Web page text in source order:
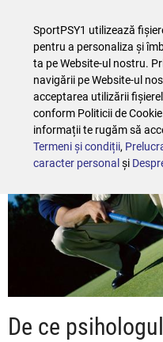
De ce
SportPSY1 utilizează
pentru a personaliza și
ta pe Website-ul nostru.
navigării pe Website-ul
acceptarea utilizării
conform Politicii de
informații te rugăm să
Termeni și condiții,
caracter personal și